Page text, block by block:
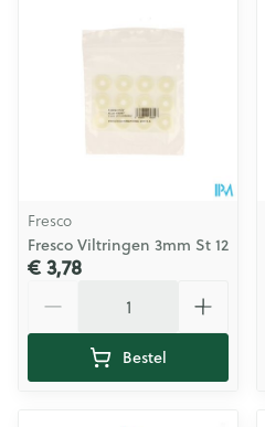
Fresco
Fresco Viltringen 3mm St 12
€ 3,78
Bestel